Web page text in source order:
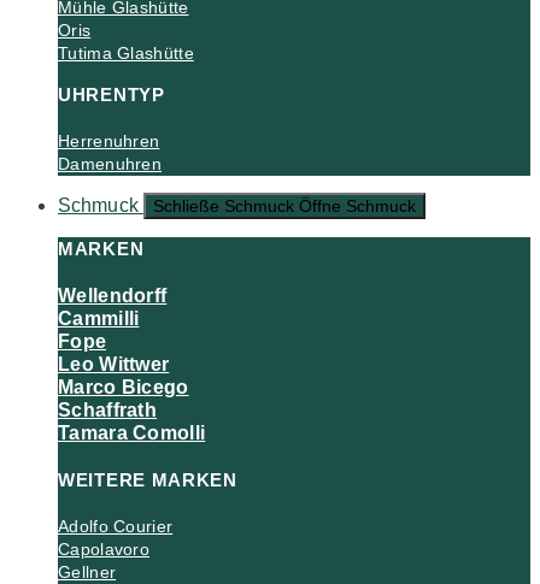
Mühle Glashütte
Oris
Tutima Glashütte
UHRENTYP
Herrenuhren
Damenuhren
Schmuck Schließe Schmuck Öffne Schmuck
MARKEN
Wellendorff
Cammilli
Fope
Leo Wittwer
Marco Bicego
Schaffrath
Tamara Comolli
WEITERE MARKEN
Adolfo Courier
Capolavoro
Gellner